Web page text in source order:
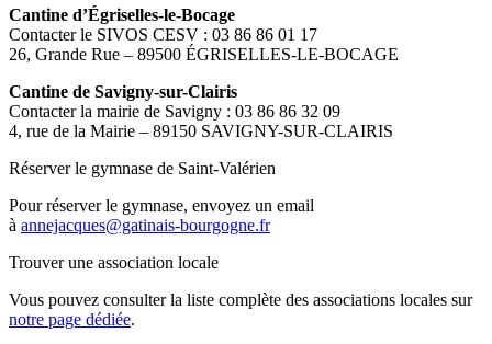
Cantine d’Égriselles-le-Bocage
Contacter le SIVOS CESV : 03 86 86 01 17
26, Grande Rue – 89500 ÉGRISELLES-LE-BOCAGE
Cantine de Savigny-sur-Clairis
Contacter la mairie de Savigny : 03 86 86 32 09
4, rue de la Mairie – 89150 SAVIGNY-SUR-CLAIRIS
Réserver le gymnase de Saint-Valérien
Pour réserver le gymnase, envoyez un email
à annejacques@gatinais-bourgogne.fr
Trouver une association locale
Vous pouvez consulter la liste complète des associations locales sur
notre page dédiée.